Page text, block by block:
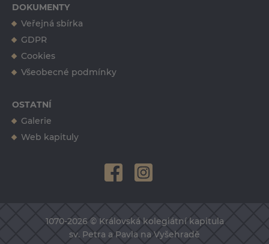
DOKUMENTY
Veřejná sbírka
GDPR
Cookies
Všeobecné podmínky
OSTATNÍ
Galerie
Web kapituly
1070-2026 © Královská kolegiátní kapitula
sv. Petra a Pavla na Vyšehradě